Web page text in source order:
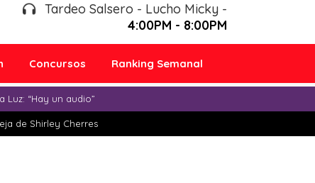
Tardeo Salsero - Lucho Micky -
4:00PM - 8:00PM
Concursos Ranking Semanal
“Hay un audio”
de Shirley Cherres